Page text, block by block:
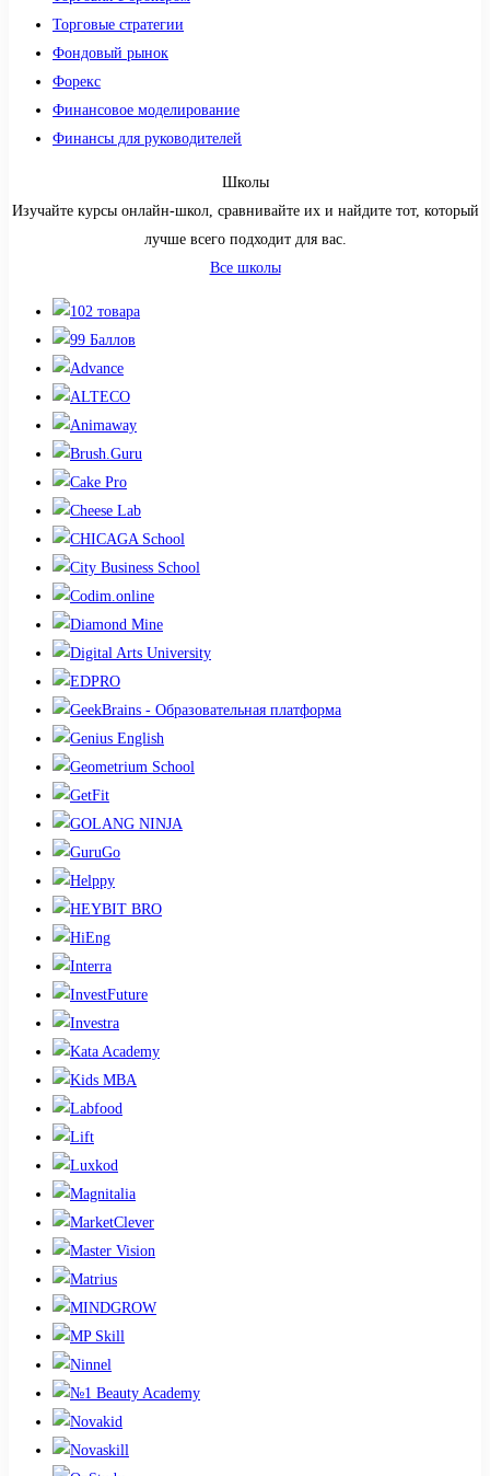
Торговые стратегии
Фондовый рынок
Форекс
Финансовое моделирование
Финансы для руководителей
Школы
Изучайте курсы онлайн-школ, сравнивайте их и найдите тот, который
лучше всего подходит для вас.
Все школы